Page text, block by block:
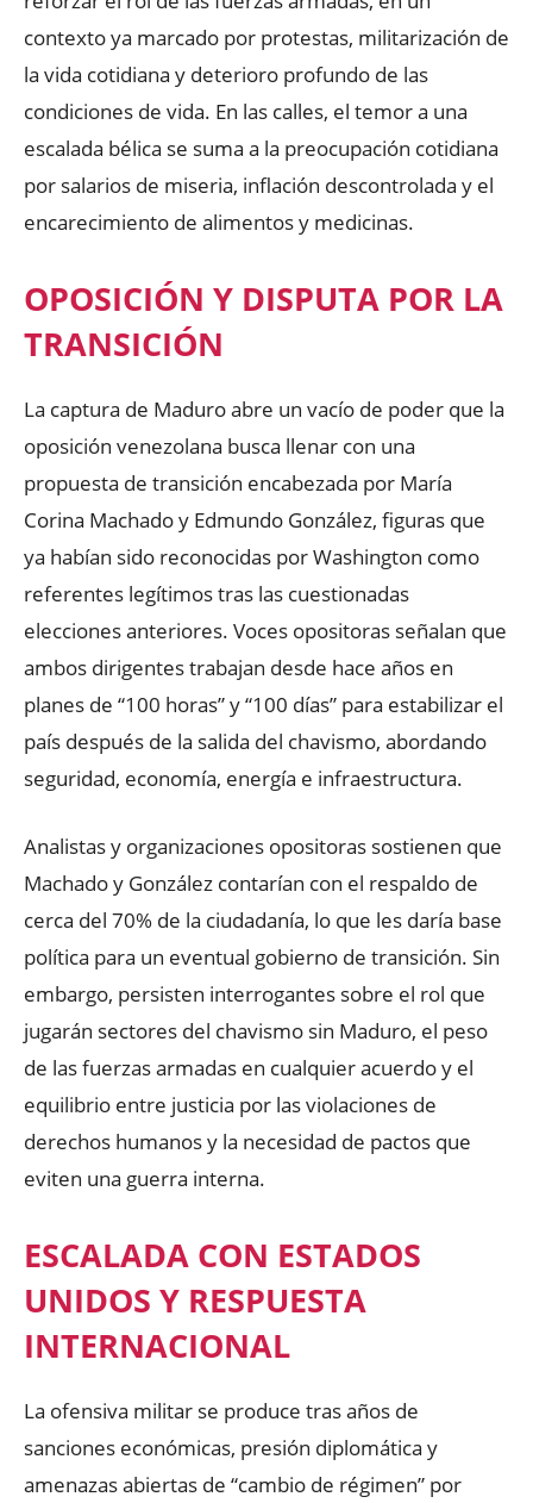
contexto ya marcado por protestas, militarización de
la vida cotidiana y deterioro profundo de las
condiciones de vida. En las calles, el temor a una
escalada bélica se suma a la preocupación cotidiana
por salarios de miseria, inflación descontrolada y el
encarecimiento de alimentos y medicinas.
OPOSICIÓN Y DISPUTA POR LA
TRANSICIÓN
La captura de Maduro abre un vacío de poder que la
oposición venezolana busca llenar con una
propuesta de transición encabezada por María
Corina Machado y Edmundo González, figuras que
ya habían sido reconocidas por Washington como
referentes legítimos tras las cuestionadas
elecciones anteriores. Voces opositoras señalan que
ambos dirigentes trabajan desde hace años en
planes de “100 horas” y “100 días” para estabilizar el
país después de la salida del chavismo, abordando
seguridad, economía, energía e infraestructura.
Analistas y organizaciones opositoras sostienen que
Machado y González contarían con el respaldo de
cerca del 70% de la ciudadanía, lo que les daría base
política para un eventual gobierno de transición. Sin
embargo, persisten interrogantes sobre el rol que
jugarán sectores del chavismo sin Maduro, el peso
de las fuerzas armadas en cualquier acuerdo y el
equilibrio entre justicia por las violaciones de
derechos humanos y la necesidad de pactos que
eviten una guerra interna.
ESCALADA CON ESTADOS
UNIDOS Y RESPUESTA
INTERNACIONAL
La ofensiva militar se produce tras años de
sanciones económicas, presión diplomática y
amenazas abiertas de “cambio de régimen” por